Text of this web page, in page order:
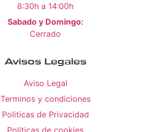
8:30h a 14:00h
Sabado y Domingo:
Cerrado
Avisos Legales
Aviso Legal
Terminos y condiciones
Politicas de Privacidad
Politicas de cookies